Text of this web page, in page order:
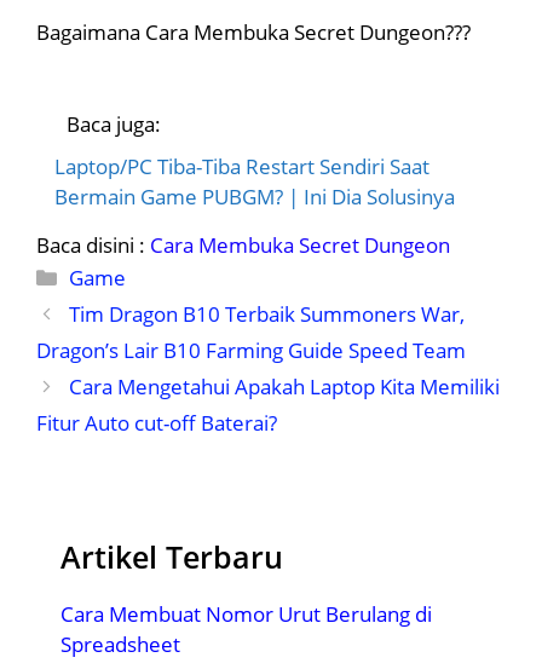
Bagaimana Cara Membuka Secret Dungeon???
Baca juga:
Laptop/PC Tiba-Tiba Restart Sendiri Saat
Bermain Game PUBGM? | Ini Dia Solusinya
Baca disini : Cara Membuka Secret Dungeon
Kategori
Game
Tim Dragon B10 Terbaik Summoners War,
Dragon’s Lair B10 Farming Guide Speed Team
Cara Mengetahui Apakah Laptop Kita Memiliki
Fitur Auto cut-off Baterai?
Artikel Terbaru
Cara Membuat Nomor Urut Berulang di
Spreadsheet